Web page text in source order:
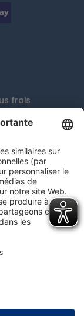
frais